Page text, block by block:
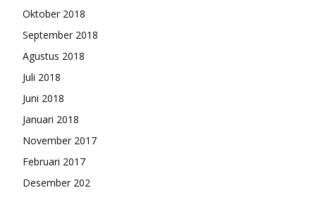
Oktober 2018
September 2018
Agustus 2018
Juli 2018
Juni 2018
Januari 2018
November 2017
Februari 2017
Desember 202